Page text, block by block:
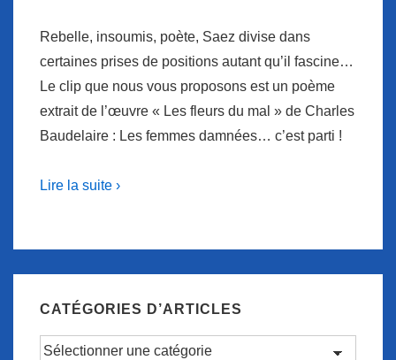
Rebelle, insoumis, poète, Saez divise dans
certaines prises de positions autant qu’il fascine…
Le clip que nous vous proposons est un poème
extrait de l’œuvre « Les fleurs du mal » de Charles
Baudelaire : Les femmes damnées… c’est parti !
Lire la suite ›
CATÉGORIES D’ARTICLES
Catégories